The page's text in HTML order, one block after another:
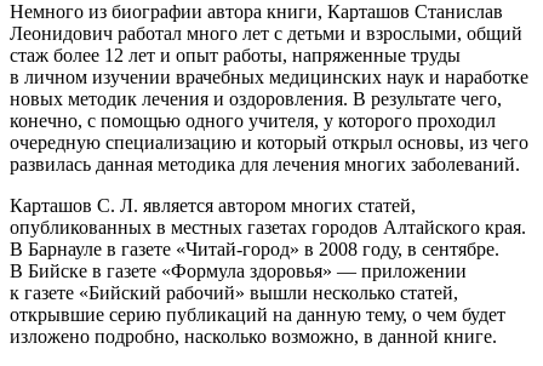
Немного из биографии автора книги, Карташов Станислав
Леонидович работал много лет с детьми и взрослыми, общий
стаж более 12 лет и опыт работы, напряженные труды
в личном изучении врачебных медицинских наук и наработке
новых методик лечения и оздоровления. В результате чего,
конечно, с помощью одного учителя, у которого проходил
очередную специализацию и который открыл основы, из чего
развилась данная методика для лечения многих заболеваний.
Карташов С. Л. является автором многих статей,
опубликованных в местных газетах городов Алтайского края.
В Барнауле в газете «Читай-город» в 2008 году, в сентябре.
В Бийске в газете «Формула здоровья» — приложении
к газете «Бийский рабочий» вышли несколько статей,
открывшие серию публикаций на данную тему, о чем будет
изложено подробно, насколько возможно, в данной книге.